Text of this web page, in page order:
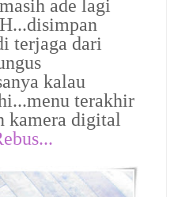
ade lagi
terjaga dari
kalau
terakhir
kamera digital